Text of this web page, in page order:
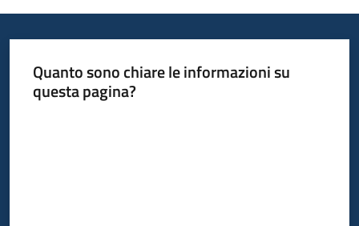
Quanto sono chiare le informazioni su
questa pagina?